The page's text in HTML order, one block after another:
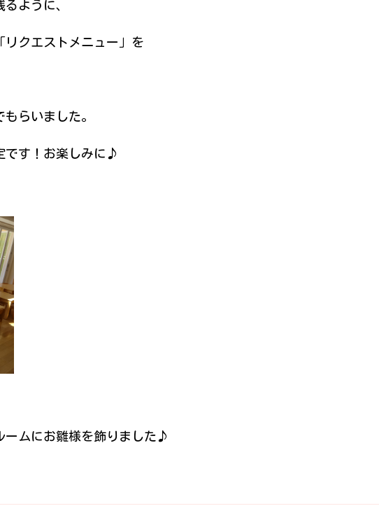
ように、
リクエストメニュー」を
らいました。
です！お楽しみに♪
ームにお雛様を飾りました♪